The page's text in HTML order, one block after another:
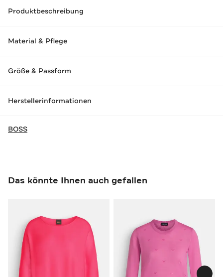
Produktbeschreibung
Material & Pflege
Größe & Passform
Herstellerinformationen
BOSS
Das könnte Ihnen auch gefallen